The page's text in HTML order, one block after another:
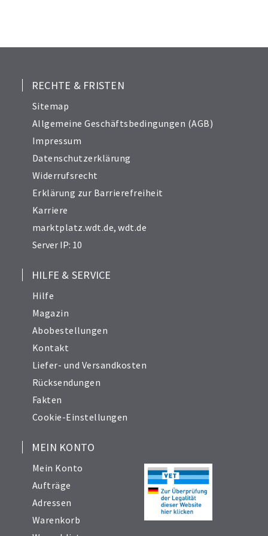
25
RECHTE & FRISTEN
Sitemap
Allgemeine Geschäftsbedingungen (AGB)
Impressum
Datenschutzerklärung
Widerrufsrecht
Erklärung zur Barrierefreiheit
Karriere
marktplatz.wdt.de,wdt.de
Server IP: 10
HILFE & SERVICE
Hilfe
Magazin
Abobestellungen
Kontakt
Liefer- und Versandkosten
Rücksendungen
Fakten
Cookie-Einstellungen
MEIN KONTO
Mein Konto
Aufträge
Adressen
Warenkorb